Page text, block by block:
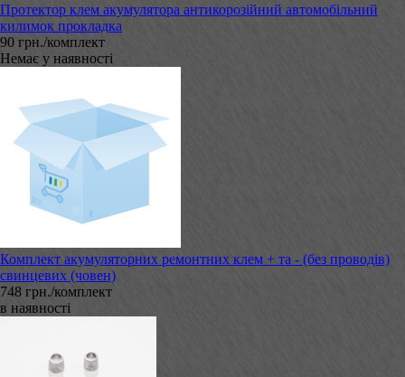
Протектор клем акумулятора антикорозійний автомобільний
килимок прокладка
90 грн./комплект
Немає у наявності
Комплект акумуляторних ремонтних клем + та - (без проводів)
свинцевих (човен)
748 грн./комплект
в наявності